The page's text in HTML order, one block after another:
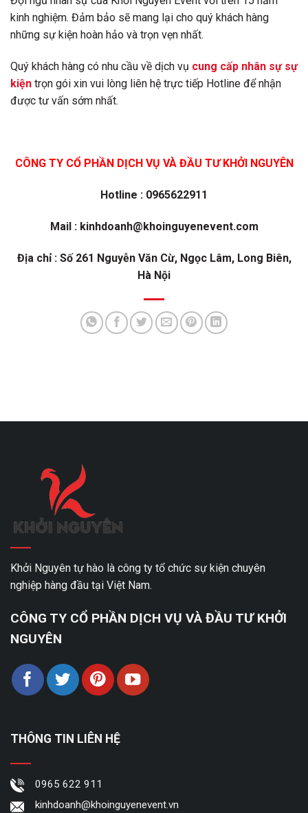
kinh nghiệm. Đảm bảo sẽ mang lại cho quý khách hàng
những sự kiện hoàn hảo và trọn vẹn nhất.
Quý khách hàng có nhu cầu về dịch vụ cung cấp nhân sự sự
kiện trọn gói xin vui lòng liên hệ trực tiếp Hotline để nhận
được tư vấn sớm nhất.
CÔNG TY CỔ PHẦN DỊCH VỤ VÀ ĐẦU TƯ KHỞI NGUYÊN
Hotline : 0965622911
Mail : kinhdoanh@khoinguyenevent.com
Địa chỉ : Số 261 Nguyễn Văn Cừ, Ngọc Lâm, Long Biên,
Hà Nội
Khởi Nguyên tự hào là công ty tổ chức sự kiện chuyên
nghiệp hàng đầu tại Việt Nam.
CÔNG TY CỔ PHẦN DỊCH VỤ VÀ ĐẦU TƯ KHỞI
NGUYÊN
THÔNG TIN LIÊN HỆ
0965 622 911
kinhdoanh@khoinguyenevent.vn